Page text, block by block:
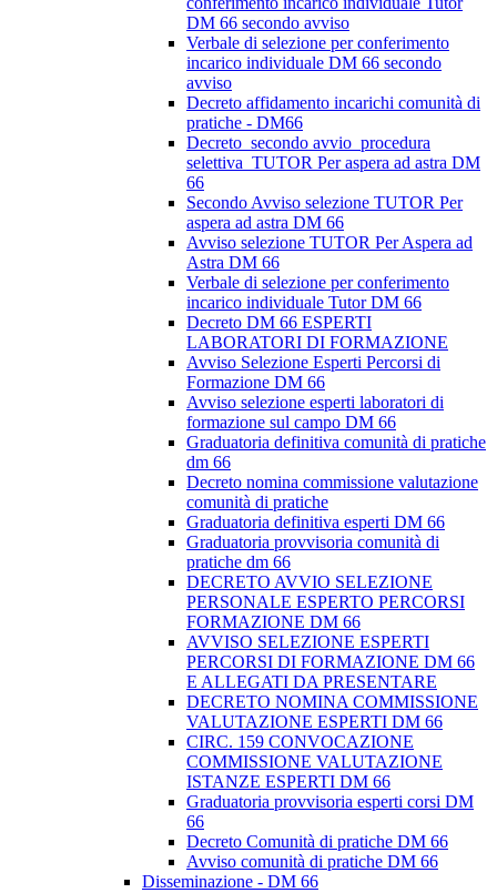
DM 66 secondo avviso
Verbale di selezione per conferimento
incarico individuale DM 66 secondo
avviso
Decreto affidamento incarichi comunità di
pratiche - DM66
Decreto_secondo avvio_procedura
selettiva_TUTOR Per aspera ad astra DM
66
Secondo Avviso selezione TUTOR Per
aspera ad astra DM 66
Avviso selezione TUTOR Per Aspera ad
Astra DM 66
Verbale di selezione per conferimento
incarico individuale Tutor DM 66
Decreto DM 66 ESPERTI
LABORATORI DI FORMAZIONE
Avviso Selezione Esperti Percorsi di
Formazione DM 66
Avviso selezione esperti laboratori di
formazione sul campo DM 66
Graduatoria definitiva comunità di pratiche
dm 66
Decreto nomina commissione valutazione
comunità di pratiche
Graduatoria definitiva esperti DM 66
Graduatoria provvisoria comunità di
pratiche dm 66
DECRETO AVVIO SELEZIONE
PERSONALE ESPERTO PERCORSI
FORMAZIONE DM 66
AVVISO SELEZIONE ESPERTI
PERCORSI DI FORMAZIONE DM 66
E ALLEGATI DA PRESENTARE
DECRETO NOMINA COMMISSIONE
VALUTAZIONE ESPERTI DM 66
CIRC. 159 CONVOCAZIONE
COMMISSIONE VALUTAZIONE
ISTANZE ESPERTI DM 66
Graduatoria provvisoria esperti corsi DM
66
Decreto Comunità di pratiche DM 66
Avviso comunità di pratiche DM 66
Disseminazione - DM 66